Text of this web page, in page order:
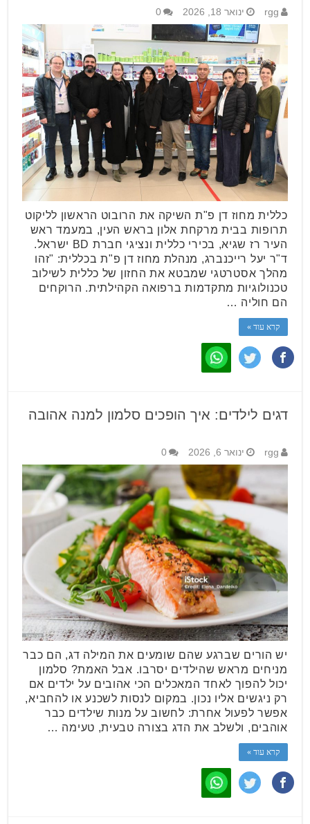
rgg ינואר 18, 2026 0
כללית מחוז דן פ"ת השיקה את הרובוט הראשון לליקוט
תרופות בבית מרקחת אלון בראש העין, במעמד ראש
העיר רז שגיא, בכירי כללית ונציגי חברת BD ישראל.
ד"ר יעל רייכנברג, מנהלת מחוז דן פ"ת בכללית: "זהו
מהלך אסטרטגי שמבטא את החזון של כללית לשילוב
טכנולוגיות מתקדמות ברפואה הקהילתית. הרוקחים
הם חוליה …
קרא עוד »
דגים לילדים: איך הופכים סלמון למנה אהובה
rgg ינואר 6, 2026 0
יש הורים שברגע שהם שומעים את המילה דג, הם כבר
מניחים מראש שהילדים יסרבו. אבל האמת? סלמון
יכול להפוך לאחד המאכלים הכי אהובים על ילדים אם
רק ניגשים אליו נכון. במקום לנסות לשכנע או להחביא,
אפשר לפעול אחרת: לחשוב על מנות שילדים כבר
אוהבים, ולשלב את הדג בצורה טבעית, טעימה …
קרא עוד »